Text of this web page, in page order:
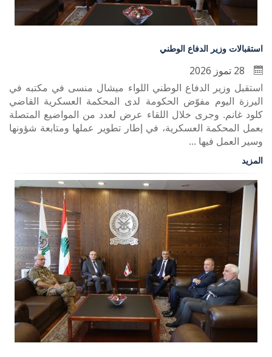
استقبالات وزير الدفاع الوطني
استقبل وزير الدفاع الوطني اللواء ميشال منسى في مكتبه في
اليرزة اليوم مفوّض الحكومة لدى المحكمة العسكرية القاضي
كلود غانم. وجرى خلال اللقاء عرض لعدد من المواضيع المتصلة
بعمل المحكمة العسكرية، في إطار تطوير عملها ومتابعة شؤونها
وسير العمل فيها ...
المزيد